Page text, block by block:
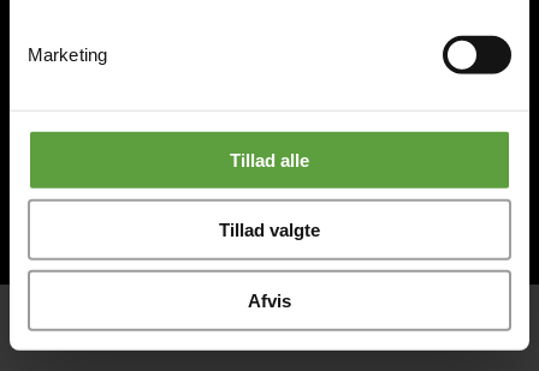
Marketing
Tillad alle
Tillad valgte
Afvis